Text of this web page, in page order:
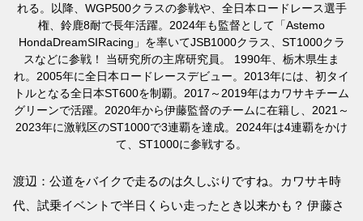
れる。以降、WGP500クラスの参戦や、全日本ロードレース選手
権、鈴鹿8耐で長年活躍。2024年も監督として「Astemo
HondaDreamSIRacing」を率いてJSB1000クラス、ST1000クラ
スなどに参戦！ 当研究所の主席研究員。 1990年、栃木県生ま
れ。2005年に全日本ロードレースデビュー。2013年には、初タイ
トルとなる全日本ST600を制覇。2017～2019年はカワサキチーム
グリーンで活躍。2020年から伊藤監督のチームに在籍し、2021～
2023年に激戦区のST1000で3連覇を達成。2024年は4連覇をかけ
て、ST1000に参戦する。
渡辺：公道をバイクで走るのは久しぶりですね。カワサキ時
代、試乗イベントで半日くらい走ったとき以来かも？ 伊藤さ